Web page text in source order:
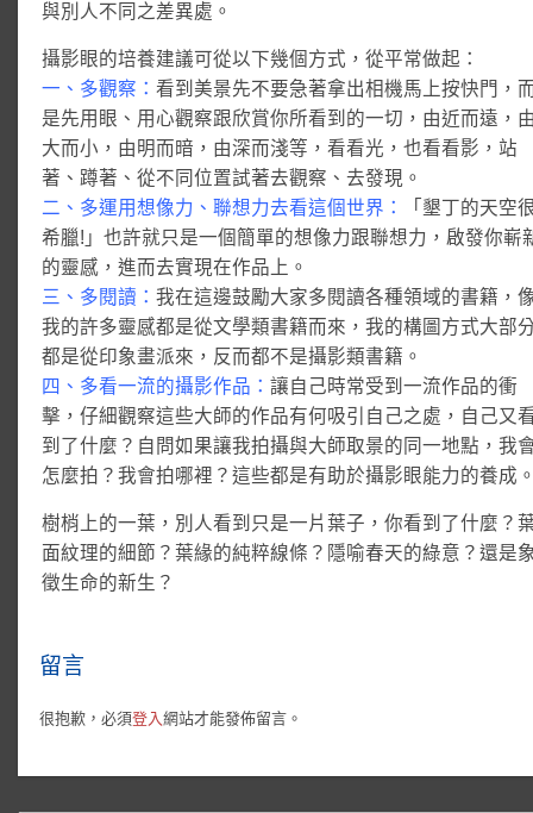
與別人不同之差異處。
攝影眼的培養建議可從以下幾個方式，從平常做起：
一、多觀察：看到美景先不要急著拿出相機馬上按快門，
是先用眼、用心觀察跟欣賞你所看到的一切，由近而遠，
大而小，由明而暗，由深而淺等，看看光，也看看影，站
著、蹲著、從不同位置試著去觀察、去發現。
二、多運用想像力、聯想力去看這個世界：
「墾丁的天空
希臘!」也許就只是一個簡單的想像力跟聯想力，啟發你嶄
的靈感，進而去實現在作品上。
三、多閱讀：我在這邊鼓勵大家多閱讀各種領域的書籍，
我的許多靈感都是從文學類書籍而來，我的構圖方式大部
都是從印象畫派來，反而都不是攝影類書籍。
四、多看一流的攝影作品：讓自己時常受到一流作品的衝
擊，仔細觀察這些大師的作品有何吸引自己之處，自己又
到了什麼？自問如果讓我拍攝與大師取景的同一地點，我
怎麼拍？我會拍哪裡？這些都是有助於攝影眼能力的養成
樹梢上的一葉，別人看到只是一片葉子，你看到了什麼？
面紋理的細節？葉緣的純粹線條？隱喻春天的綠意？還是
徵生命的新生？
留言
很抱歉，必須登入網站才能發佈留言。